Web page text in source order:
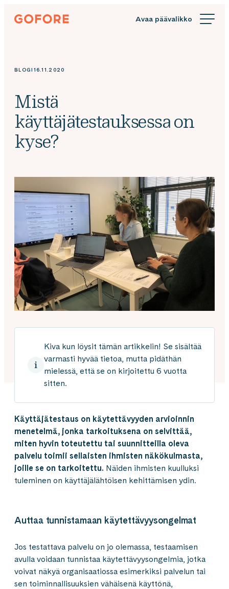
Siirry
suoraan
Gofore
knowledge
BLOGI 16.11.2020
Mistä
käyttäjätestauksessa on
kyse?
Kiva kun löysit tämän artikkelin! Se sisältää
varmasti hyvää tietoa, mutta pidäthän
mielessä, että se on kirjoitettu 6 vuotta
sitten.
Käyttäjätestaus on käytettävyyden arvioinnin
menetelmä, jonka tarkoituksena on selvittää,
miten hyvin toteutettu tai suunnitteilla oleva
palvelu toimii sellaisten ihmisten näkökulmasta,
joille se on tarkoitettu. Näiden ihmisten kuulluksi
tuleminen on käyttäjälähtöisen kehittämisen ydin.
Auttaa tunnistamaan käytettävyysongelmat
Jos testattava palvelu on jo olemassa, testaamisen
avulla voidaan tunnistaa käytettävyysongelmia, jotka
voivat näkyä organisaatiossa esimerkiksi palvelun tai
sen toiminnallisuuksien vähäisenä käyttönä,